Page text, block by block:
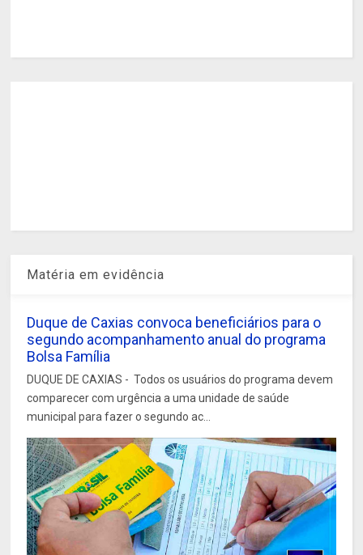
Matéria em evidência
Duque de Caxias convoca beneficiários para o
segundo acompanhamento anual do programa
Bolsa Família
DUQUE DE CAXIAS - Todos os usuários do programa devem
comparecer com urgência a uma unidade de saúde
municipal para fazer o segundo ac...